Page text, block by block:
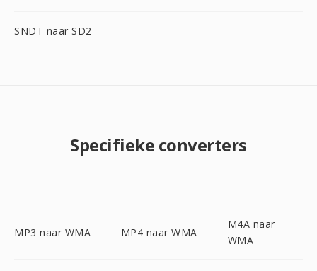
SNDT naar SD2
Specifieke converters
MP3 naar WMA MP4 naar WMA
M4A naar
WMA